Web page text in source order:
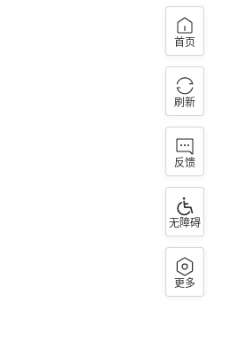
首页
刷新
反馈
无障碍
更多